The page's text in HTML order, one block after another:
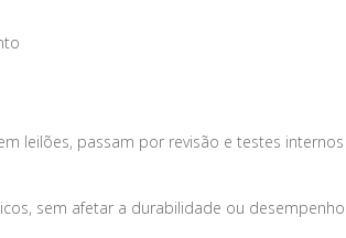
leilões, passam por revisão e testes
sem afetar a durabilidade ou